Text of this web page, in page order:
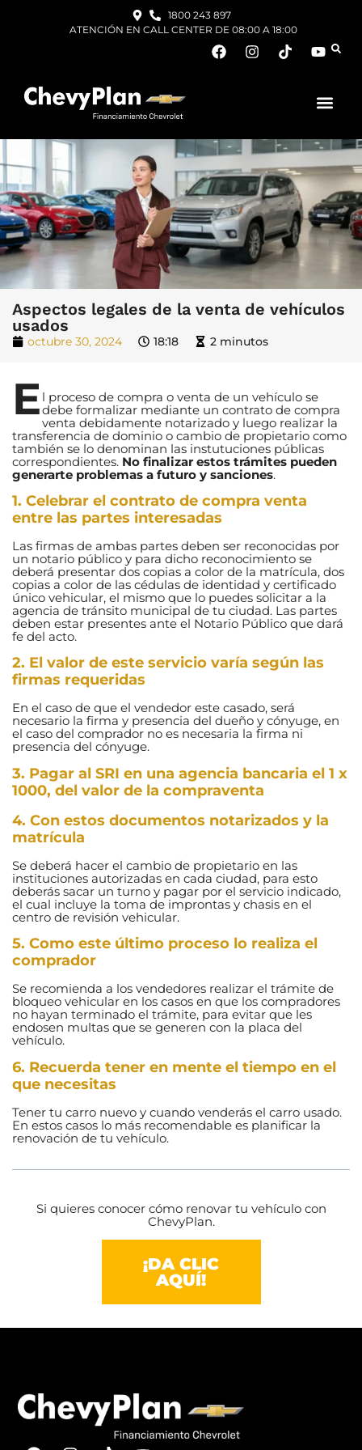
1800 243 897
ATENCIÓN EN CALL CENTER DE 08:00 A 18:00
Aspectos legales de la venta de vehículos
usados
octubre 30, 2024 18:18 2 minutos
E l proceso de compra o venta de un vehículo se
debe formalizar mediante un contrato de compra
venta debidamente notarizado y luego realizar la
transferencia de dominio o cambio de propietario como
también se lo denominan las instutuciones públicas
correspondientes. No finalizar estos trámites pueden
generarte problemas a futuro y sanciones.
1. Celebrar el contrato de compra venta
entre las partes interesadas
Las firmas de ambas partes deben ser reconocidas por
un notario público y para dicho reconocimiento se
deberá presentar dos copias a color de la matrícula, dos
copias a color de las cédulas de identidad y certificado
único vehicular, el mismo que lo puedes solicitar a la
agencia de tránsito municipal de tu ciudad. Las partes
deben estar presentes ante el Notario Público que dará
fe del acto.
2. El valor de este servicio varía según las
firmas requeridas
En el caso de que el vendedor este casado, será
necesario la firma y presencia del dueño y cónyuge, en
el caso del comprador no es necesaria la firma ni
presencia del cónyuge.
3. Pagar al SRI en una agencia bancaria el 1 x
1000, del valor de la compraventa
4. Con estos documentos notarizados y la
matrícula
Se deberá hacer el cambio de propietario en las
instituciones autorizadas en cada ciudad, para esto
deberás sacar un turno y pagar por el servicio indicado,
el cual incluye la toma de improntas y chasis en el
centro de revisión vehicular.
5. Como este último proceso lo realiza el
comprador
Se recomienda a los vendedores realizar el trámite de
bloqueo vehicular en los casos en que los compradores
no hayan terminado el trámite, para evitar que les
endosen multas que se generen con la placa del
vehículo.
6. Recuerda tener en mente el tiempo en el
que necesitas
Tener tu carro nuevo y cuando venderás el carro usado.
En estos casos lo más recomendable es planificar la
renovación de tu vehículo.
Si quieres conocer cómo renovar tu vehículo con
ChevyPlan.
¡DA CLIC
AQUÍ!